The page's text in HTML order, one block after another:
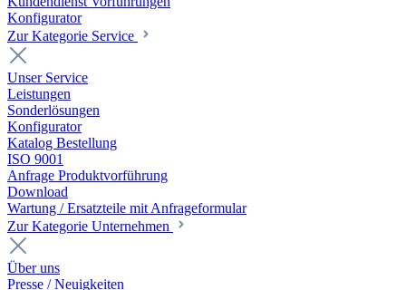
Konfigurator
Zur Kategorie Service
Unser Service
Leistungen
Sonderlösungen
Konfigurator
Katalog Bestellung
ISO 9001
Anfrage Produktvorführung
Download
Wartung / Ersatzteile mit Anfrageformular
Zur Kategorie Unternehmen
Über uns
Presse / Neuigkeiten